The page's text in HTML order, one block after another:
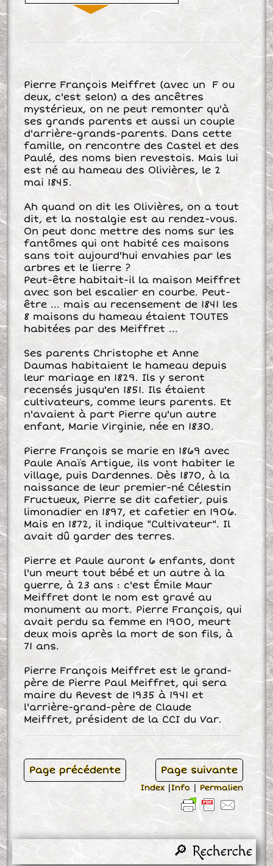
Pierre François Meiffret (avec un F ou
deux, c'est selon) a des ancêtres
mystérieux, on ne peut remonter qu'à
ses grands parents et aussi un couple
d'arrière-grands-parents. Dans cette
famille, on rencontre des Castel et des
Paulé, des noms bien revestois. Mais lui
est né au hameau des Olivières, le 2
mai 1845.
Ah quand on dit les Olivières, on a tout
dit, et la nostalgie est au rendez-vous.
On peut donc mettre des noms sur les
fantômes qui ont habité ces maisons
sans toit aujourd'hui envahies par les
arbres et le lierre ?
Peut-être habitait-il la maison Meiffret
avec son bel escalier en courbe. Peut-
être ... mais au recensement de 1841 les
8 maisons du hameau étaient TOUTES
habitées par des Meiffret ...
Ses parents Christophe et Anne
Daumas habitaient le hameau depuis
leur mariage en 1829. Ils y seront
recensés jusqu'en 1851. Ils étaient
cultivateurs, comme leurs parents. Et
n'avaient à part Pierre qu'un autre
enfant, Marie Virginie, née en 1830.
Pierre François se marie en 1869 avec
Paule Anaïs Artigue, ils vont habiter le
village, puis Dardennes. Dès 1870, à la
naissance de leur premier-né Célestin
Fructueux, Pierre se dit cafetier, puis
limonadier en 1897, et cafetier en 1906.
Mais en 1872, il indique "Cultivateur". Il
avait dû garder des terres.
Pierre et Paule auront 6 enfants, dont
l'un meurt tout bébé et un autre à la
guerre, à 23 ans : c'est Émile Maur
Meiffret dont le nom est gravé au
monument au mort. Pierre François, qui
avait perdu sa femme en 1900, meurt
deux mois après la mort de son fils, à
71 ans.
Pierre François Meiffret est le grand-
père de Pierre Paul Meiffret, qui sera
maire du Revest de 1935 à 1941 et
l'arrière-grand-père de Claude
Meiffret, président de la CCI du Var.
Page précédente Page suivante
Index|Info | Permalien
🔎 Recherche